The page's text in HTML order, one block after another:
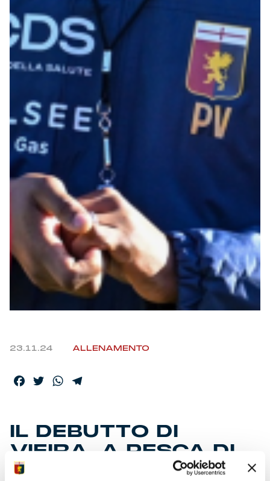
Summer Sale
Mare
Accessori
Party
Outlet
Helan x Genoa
Isolani x Genoa
Gift Card Online Store
23.11.24 ALLENAMENTO
Facebook
TwitterWhatsApp
IL DEBUTTO DI
VIEIRA, A PESCA DI
EMOZIONI